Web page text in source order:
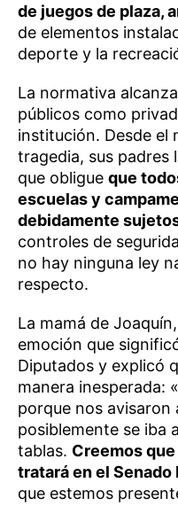
de juegos de plaza,
de elementos
deporte y la
La normativa
públicos como
institución. Desde el
tragedia, sus padres
que obligue que
escuelas y
debidamente
controles de
no hay ninguna ley
respecto.
La mamá de
emoción que
Diputados y explicó
manera inesperada:
porque nos avisaron
posiblemente se iba
tablas. Creemos
tratará en el Senado
que estemos